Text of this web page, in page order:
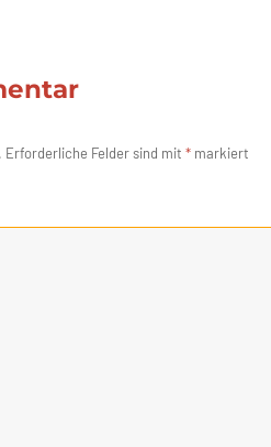
Erforderliche Felder sind mit * markiert